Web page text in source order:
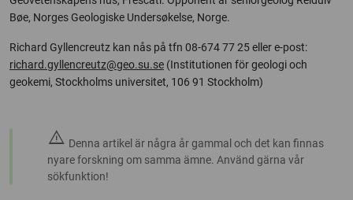
Bøe, Norges Geologiske Undersøkelse, Norge.
Richard Gyllencreutz kan nås på tfn 08-674 77 25 eller e-post:
richard.gyllencreutz@geo.su.se (Institutionen för geologi och
geokemi, Stockholms universitet, 106 91 Stockholm)
warning Denna artikel är några år gammal och det kan finnas
nyare forskning om samma ämne. Använd gärna vår
sökfunktion!